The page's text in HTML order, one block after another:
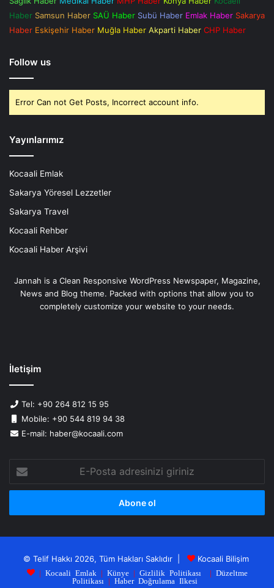
Haber Samsun Haber SAÜ Haber Subü Haber Emlak Haber Sakarya
Haber Eskişehir Haber Muğla Haber Akparti Haber CHP Haber
Follow us
Error Can not Get Posts, Incorrect account info.
Yayınlarımız
Kocaali Emlak
Sakarya Yöresel Lezzetler
Sakarya Travel
Kocaali Rehber
Kocaali Haber Arşivi
Jannah is a Clean Responsive WordPress Newspaper, Magazine,
News and Blog theme. Packed with options that allow you to
completely customize your website to your needs.
İletişim
Tel: +90 264 812 15 95
Mobile: +90 544 819 94 38
E-mail: haber@kocaali.com
Posta
adresinizi
© Telif Hakkı 2026, Tüm Hakları Saklıdır | Kocaali Bilişim
| Kocaali Emlak | Künye| Gizlilik Politikası | Düzeltme
Politikası | Haber Doğrulama Ilkesi